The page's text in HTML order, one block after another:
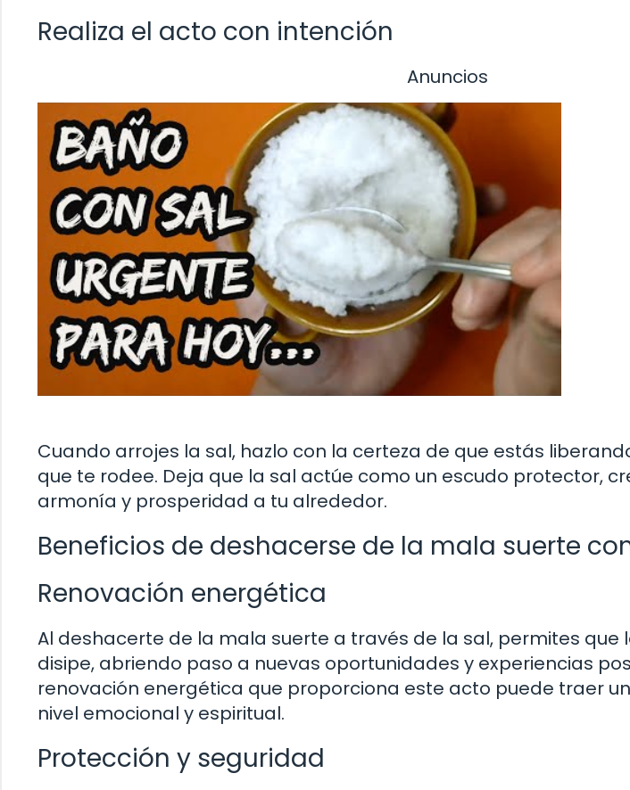
Realiza el acto con intención
Anuncios
Cuando arrojes la sal, hazlo con la certeza de que estás
que te rodee. Deja que la sal actúe como un escudo protector,
armonía y prosperidad a tu alrededor.
Beneficios de deshacerse de la mala suerte
Renovación energética
Al deshacerte de la mala suerte a través de la sal, permites
disipe, abriendo paso a nuevas oportunidades y experiencias
renovación energética que proporciona este acto puede traer
nivel emocional y espiritual.
Protección y seguridad